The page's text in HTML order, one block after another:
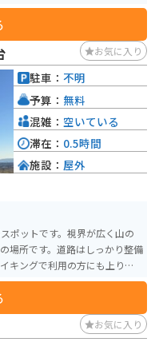
お気に入り
ポットです。視界が広く山の
場所です。道路はしっかり整備
キングで利用の方にも上りや
駐車： 不明
予算： 無料
混雑： 空いている
滞在： 0.5時間
施設： 屋外
お気に入り